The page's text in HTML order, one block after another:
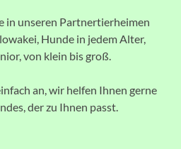
in unseren Partnertierheimen
Hunde in jedem Alter,
von klein bis groß.
an, wir helfen Ihnen gerne
der zu Ihnen passt.